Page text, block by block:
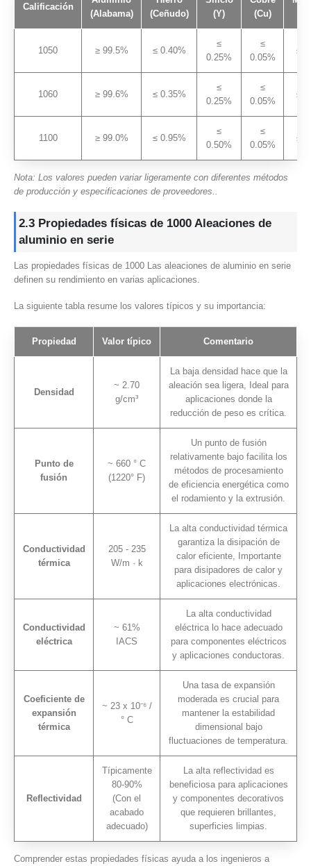
Calificación
(Alabama)
(Ceñudo)
(Y)
(Cu)
1050 ≥ 99.5% ≤ 0.40%
≤
0.25%
≤
0.05%
≤
1060 ≥ 99.6% ≤ 0.35%
≤
0.25%
≤
0.05%
≤
1100 ≥ 99.0% ≤ 0.95%
≤
0.50%
≤
0.05%
≤
Nota: Los valores pueden variar ligeramente con diferentes métodos
de producción y especificaciones de proveedores..
2.3 Propiedades físicas de 1000 Aleaciones de
aluminio en serie
Las propiedades físicas de 1000 Las aleaciones de aluminio en serie
definen su rendimiento en varias aplicaciones.
La siguiente tabla resume los valores típicos y su importancia:
Propiedad Valor típico Comentario
Densidad
~ 2.70
g/cm³
La baja densidad hace que la
aleación sea ligera, Ideal para
aplicaciones donde la
reducción de peso es crítica.
Punto de
fusión
~ 660 ° C
(1220° F)
Un punto de fusión
relativamente bajo facilita los
métodos de procesamiento
de eficiencia energética como
el rodamiento y la extrusión.
Conductividad
térmica
205 - 235
W/m · k
La alta conductividad térmica
garantiza la disipación de
calor eficiente, Importante
para disipadores de calor y
aplicaciones electrónicas.
Conductividad
eléctrica
~ 61%
IACS
La alta conductividad
eléctrica lo hace adecuado
para componentes eléctricos
y aplicaciones conductoras.
Coeficiente de
expansión
térmica
~ 23 x 10⁻⁶ /
° C
Una tasa de expansión
moderada es crucial para
mantener la estabilidad
dimensional bajo
fluctuaciones de temperatura.
Reflectividad
Típicamente
80-90%
(Con el
acabado
adecuado)
La alta reflectividad es
beneficiosa para aplicaciones
y componentes decorativos
que requieren brillantes,
superficies limpias.
Comprender estas propiedades físicas ayuda a los ingenieros a